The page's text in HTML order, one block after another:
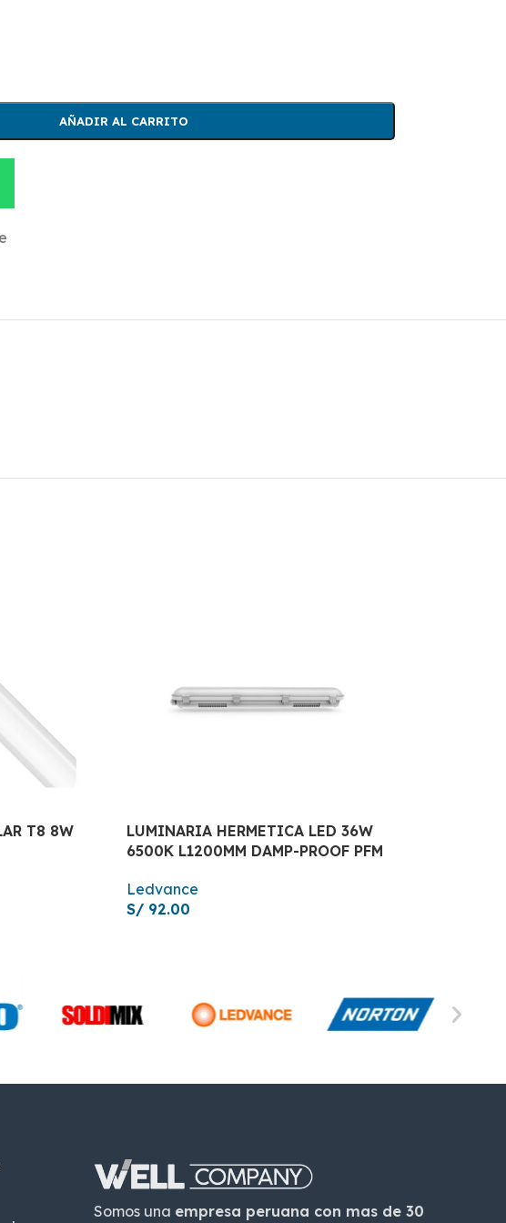
AÑADIR AL CARRITO
T8 8W
LUMINARIA HERMETICA LED 36W
6500K L1200MM DAMP-PROOF PFM
Ledvance
S/92.00
Somos una empresa peruana con mas de 30